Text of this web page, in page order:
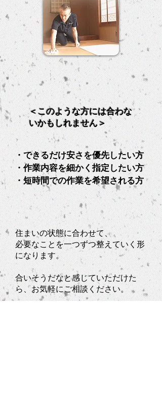
​＜このような方には合わな
いかもしれません＞
・できるだけ安さを優先したい方
・作業内容を細かく指定したい方
​・短時間での作業を希望される方
​住まいの状態に合わせて、
必要なことを一つずつ整えていく形
になります。
​合いそうだなと感じていただけた
ら、お気軽にご相談ください。